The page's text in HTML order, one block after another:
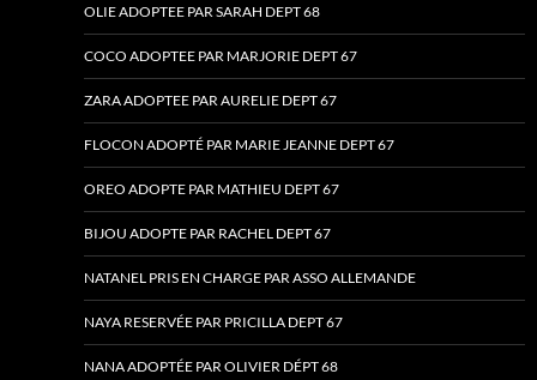
OLIE ADOPTEE PAR SARAH DEPT 68
COCO ADOPTEE PAR MARJORIE DEPT 67
ZARA ADOPTEE PAR AURELIE DEPT 67
FLOCON ADOPTÉ PAR MARIE JEANNE DEPT 67
OREO ADOPTE PAR MATHIEU DEPT 67
BIJOU ADOPTE PAR RACHEL DEPT 67
NATANEL PRIS EN CHARGE PAR ASSO ALLEMANDE
NAYA RESERVÉE PAR PRICILLA DEPT 67
NANA ADOPTÉE PAR OLIVIER DÉPT 68